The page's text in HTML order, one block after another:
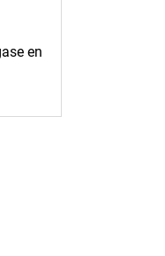
en